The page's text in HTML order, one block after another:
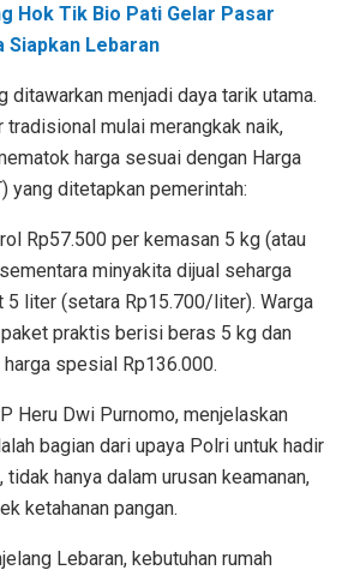
Hok Tik Bio Pati Gelar Pasar
Siapkan Lebaran
ditawarkan menjadi daya tarik utama.
tradisional mulai merangkak naik,
harga sesuai dengan Harga
yang ditetapkan pemerintah:
Rp57.500 per kemasan 5 kg (atau
minyakita dijual seharga
5 liter (setara Rp15.700/liter). Warga
praktis berisi beras 5 kg dan
spesial Rp136.000.
Heru Dwi Purnomo, menjelaskan
bagian dari upaya Polri untuk hadir
hanya dalam urusan keamanan,
ketahanan pangan.
Lebaran, kebutuhan rumah